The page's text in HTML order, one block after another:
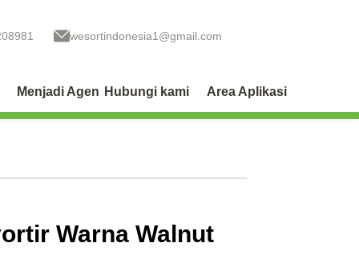
wesortindonesia1@gmail.com
Menjadi Agen Hubungi kami Area Aplikasi
Warna Walnut